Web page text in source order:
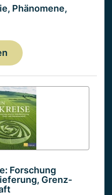
Phänomene,
Forschung
Grenz-